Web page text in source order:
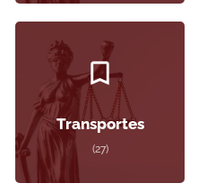
Transportes
(27)